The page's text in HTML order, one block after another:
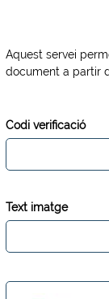
Aquest servei
document a partir
Codi verificació
Text imatge